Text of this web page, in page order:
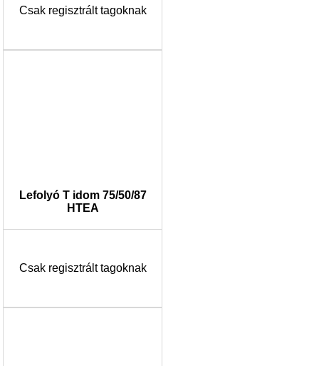
Csak regisztrált tagoknak
Lefolyó T idom 75/50/87
HTEA
Csak regisztrált tagoknak